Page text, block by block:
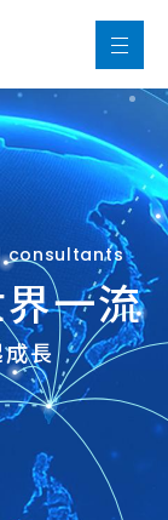
consultants
一流
長